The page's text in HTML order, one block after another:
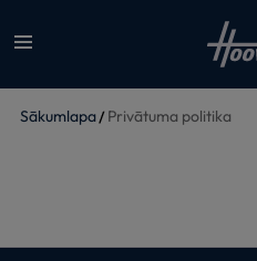
Sākumlapa Privātuma politika